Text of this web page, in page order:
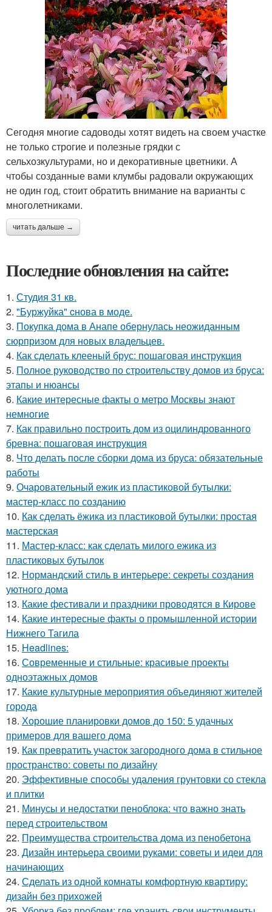
Сегодня многие садоводы хотят видеть на своем участке
не только строгие и полезные грядки с
сельхозкультурами, но и декоративные цветники. А
чтобы созданные вами клумбы радовали окружающих
не один год, стоит обратить внимание на варианты с
многолетниками.
читать дальше →
Последние обновления на сайте:
1. Студия 31 кв.
2. "Буржуйка" cнова в моде.
3. Покупка дома в Анапе обернулась неожиданным
сюрпризом для новых владельцев.
4. Как сделать клееный брус: пошаговая инструкция
5. Полное руководство по строительству домов из бруса:
этапы и нюансы
6. Какие интересные факты о метро Москвы знают
немногие
7. Как правильно построить дом из оцилиндрованного
бревна: пошаговая инструкция
8. Что делать после сборки дома из бруса: обязательные
работы
9. Очаровательный ежик из пластиковой бутылки:
мастер-класс по созданию
10. Как сделать ёжика из пластиковой бутылки: простая
мастерская
11. Мастер-класс: как сделать милого ежика из
пластиковых бутылок
12. Нормандский стиль в интерьере: секреты создания
уютного дома
13. Какие фестивали и праздники проводятся в Кирове
14. Какие интересные факты о промышленной истории
Нижнего Тагила
15. Headlines:
16. Современные и стильные: красивые проекты
одноэтажных домов
17. Какие культурные мероприятия объединяют жителей
города
18. Хорошие планировки домов до 150: 5 удачных
примеров для вашего дома
19. Как превратить участок загородного дома в стильное
пространство: советы по дизайну
20. Эффективные способы удаления грунтовки со стекла
и плитки
21. Минусы и недостатки пеноблока: что важно знать
перед строительством
22. Преимущества строительства дома из пенобетона
23. Дизайн интерьера своими руками: советы и идеи для
начинающих
24. Сделать из одной комнаты комфортную квартиру:
дизайн без прихожей